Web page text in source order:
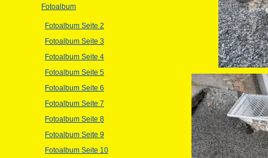
Fotoalbum
Fotoalbum Seite 2
Fotoalbum Seite 3
Fotoalbum Seite 4
Fotoalbum Seite 5
Fotoalbum Seite 6
Fotoalbum Seite 7
Fotoalbum Seite 8
Fotoalbum Seite 9
Fotoalbum Seite 10